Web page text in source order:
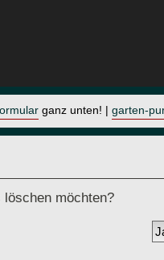
ganz unten! | garten-
möchten?